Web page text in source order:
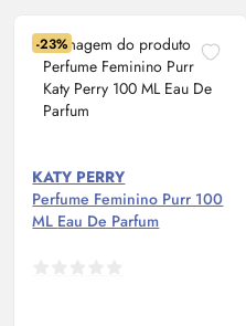
-23%
KATY PERRY
Perfume Feminino Purr 100
ML Eau De Parfum